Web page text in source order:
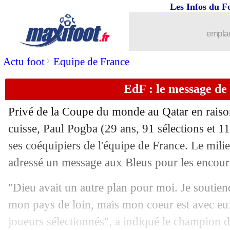
Actu foot> Equipe de France
Les Infos du
EdF : le message de
Privé de la Coupe du monde au Qatar en
cuisse, Paul Pogba (29 ans, 91 sélections et
ses coéquipiers de l'équipe de France. Le
adressé un message aux Bleus pour les
"Dieu avait un autre plan pour moi. Je
mon pays de loin, mais mon coeur est avec
joueurs sélectionnés", a indiqué le champion
... brèves d'AUJOURD'HUI ( 6 août